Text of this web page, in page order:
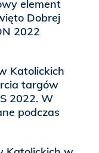
element
Dobrej
2022
Katolickich
targów
2022. W
podczas